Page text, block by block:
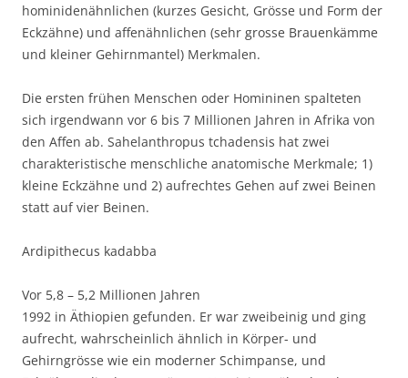
hominidenähnlichen (kurzes Gesicht, Grösse und Form der
Eckzähne) und affenähnlichen (sehr grosse Brauenkämme
und kleiner Gehirnmantel) Merkmalen.
Die ersten frühen Menschen oder Homininen spalteten
sich irgendwann vor 6 bis 7 Millionen Jahren in Afrika von
den Affen ab. Sahelanthropus tchadensis hat zwei
charakteristische menschliche anatomische Merkmale; 1)
kleine Eckzähne und 2) aufrechtes Gehen auf zwei Beinen
statt auf vier Beinen.
Ardipithecus kadabba
Vor 5,8 – 5,2 Millionen Jahren
1992 in Äthiopien gefunden. Er war zweibeinig und ging
aufrecht, wahrscheinlich ähnlich in Körper- und
Gehirngrösse wie ein moderner Schimpanse, und